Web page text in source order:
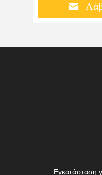
Εγκατάσταση